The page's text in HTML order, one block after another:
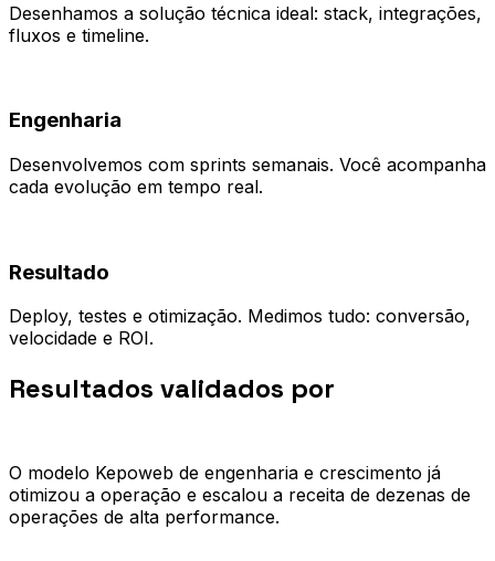
Desenhamos a solução técnica ideal: stack, integrações,
fluxos e timeline.
Engenharia
Desenvolvemos com sprints semanais. Você acompanha
cada evolução em tempo real.
Resultado
Deploy, testes e otimização. Medimos tudo: conversão,
velocidade e ROI.
Resultados validados por
O modelo Kepoweb de engenharia e crescimento já
otimizou a operação e escalou a receita de dezenas de
operações de alta performance.